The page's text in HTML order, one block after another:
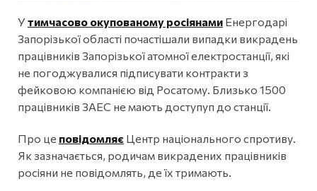
Утимчасово окупованому росіянами Енергодарі
Запорізької області почастішали випадки викрадень
працівників Запорізької атомної електростанції, які
не погоджувалися підписувати контракти з
фейковою компанією від Росатому. Близько 1500
працівників ЗАЕС не мають доступуп до станції.
Про це повідомляє Центр національного спротиву.
Як зазначається, родичам викрадених працівників
росіяни не повідомлять, де їх тримають.